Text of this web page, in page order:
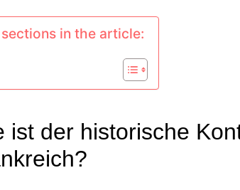
sections in the article:
ist der historische